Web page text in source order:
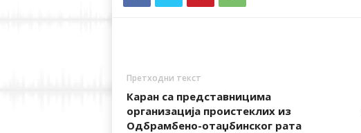
Претходни текст
Каран са представницима
организација проистеклих из
Одбрамбено-отаџбинског рата